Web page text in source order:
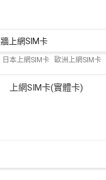
日本上網SIM卡 歐洲上網SIM卡
上網SIM卡(實體卡)